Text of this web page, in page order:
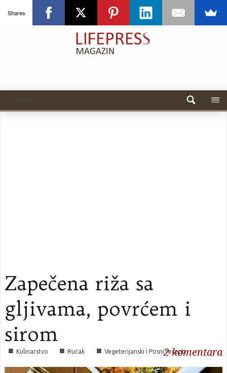
MENU
Zapečena riža sa
gljivama, povrćem i
sirom
■ Kulinarstvo ■ Ručak ■ Vegeterijanski i Posni recepti
2komentara
Shares